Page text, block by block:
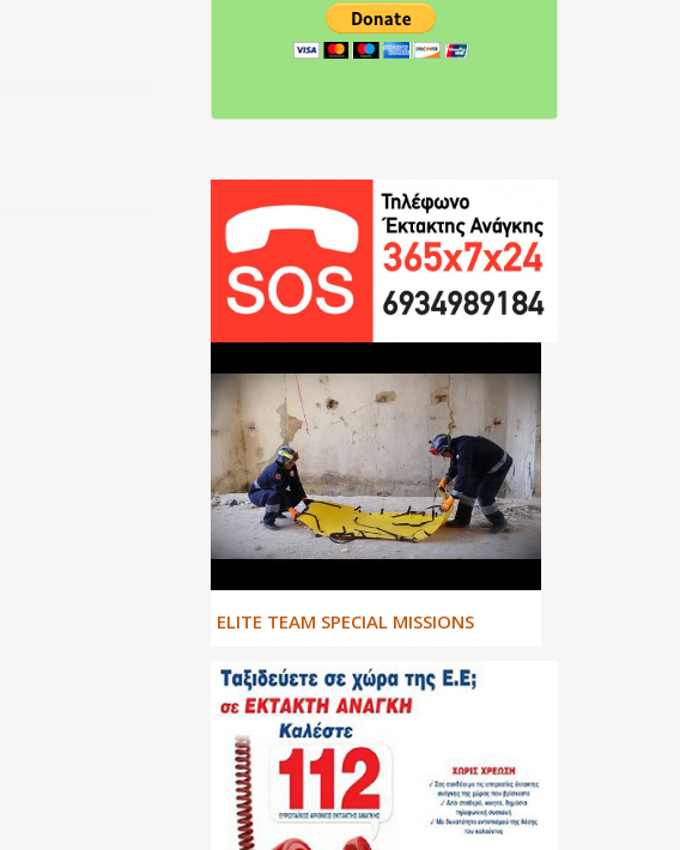
ΕLITE TEAM SPECIAL MISSIONS